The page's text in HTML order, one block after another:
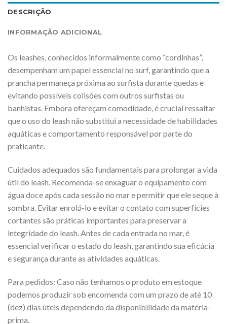
DESCRIÇÃO
INFORMAÇÃO ADICIONAL
Os leashes, conhecidos informalmente como “cordinhas”,
desempenham um papel essencial no surf, garantindo que a
prancha permaneça próxima ao surfista durante quedas e
evitando possíveis colisões com outros surfistas ou
banhistas. Embora ofereçam comodidade, é crucial ressaltar
que o uso do leash não substitui a necessidade de habilidades
aquáticas e comportamento responsável por parte do
praticante.
Cuidados adequados são fundamentais para prolongar a vida
útil do leash. Recomenda-se enxaguar o equipamento com
água doce após cada sessão no mar e permitir que ele seque à
sombra. Evitar enrolá-lo e evitar o contato com superfícies
cortantes são práticas importantes para preservar a
integridade do leash. Antes de cada entrada no mar, é
essencial verificar o estado do leash, garantindo sua eficácia
e segurança durante as atividades aquáticas.
Para pedidos: Caso não tenhamos o produto em estoque
podemos produzir sob encomenda com um prazo de até 10
(dez) dias úteis dependendo da disponibilidade da matéria-
prima.